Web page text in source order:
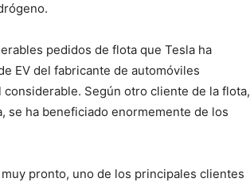
pedidos de flota que Tesla ha
EV del fabricante de automóviles
Según otro cliente de la flota,
se ha beneficiado enormemente de los
pronto, uno de los principales clientes